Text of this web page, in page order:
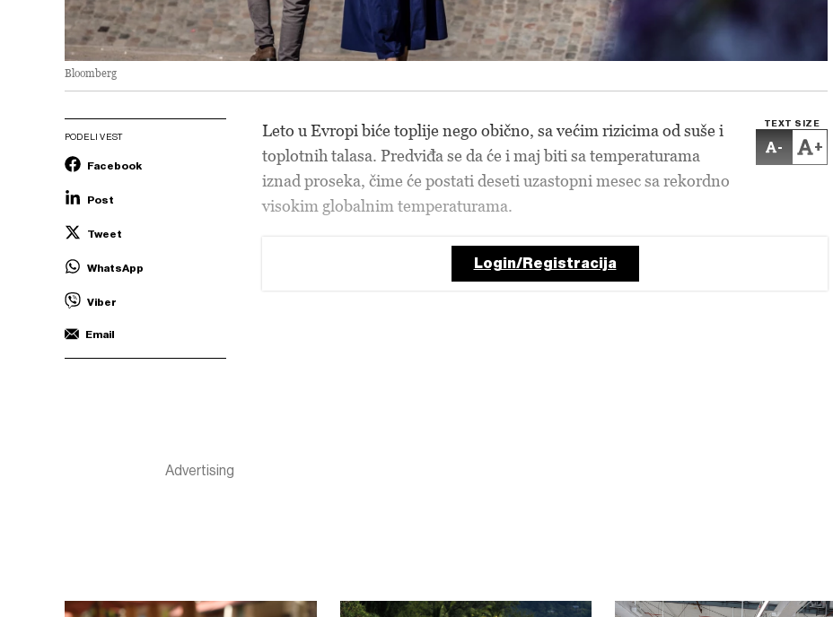
Bloomberg
PODELI VEST
Facebook
Post
Tweet
WhatsApp
Viber
Email
TEXT SIZE
- +
Leto u Evropi biće toplije nego obično, sa većim rizicima od suše i
toplotnih talasa. Predviđa se da će i maj biti sa temperaturama
iznad proseka, čime će postati deseti uzastopni mesec sa rekordno
visokim globalnim temperaturama.
Login/Registracija